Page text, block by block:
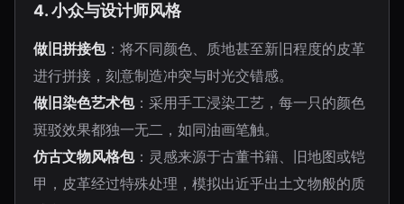
4. 小众与设计师风格
做旧拼接包：将不同颜色、质地甚至新旧程度的皮革
进行拼接，刻意制造冲突与时光交错感。
做旧染色艺术包：采用手工浸染工艺，每一只的颜色
斑驳效果都独一无二，如同油画笔触。
仿古文物风格包：灵感来源于古董书籍、旧地图或铠
甲，皮革经过特殊处理，模拟出近乎出土文物般的质